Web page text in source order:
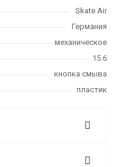
Skate Air
Германия
механическое
15.6
кнопка смыва
пластик